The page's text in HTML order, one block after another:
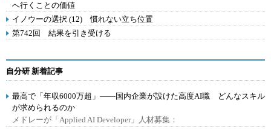
へ行くことの価値
イノウーの選択 (12) 慣れない立ち位置
第742回 結果を引き受ける
自分研 新着記事
最高で「年収6000万超」――国内企業が設けた高度AI職 どんなスキル
が求められるのか
メドレーが「Applied AI Developer」人材募集：